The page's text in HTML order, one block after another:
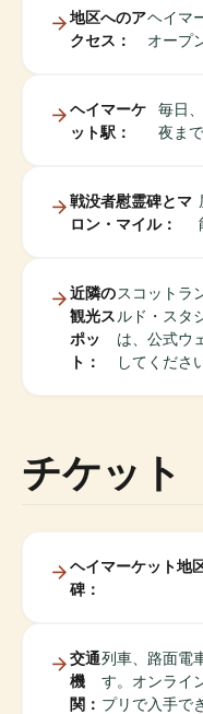
地区へのア
クセス：
ヘイマ
オープ
ヘイマーケ
ット駅：
毎日
夜ま
戦没者慰霊碑とマ
ロン・マイル：
近隣の
観光ス
ポッ
ト：
スコットラ
ルド・スタ
は、公式ウ
してくださ
チケット
ヘイマーケット地
碑：
交通
機
関：
列車、路面電
す。オンライ
プリで入手で